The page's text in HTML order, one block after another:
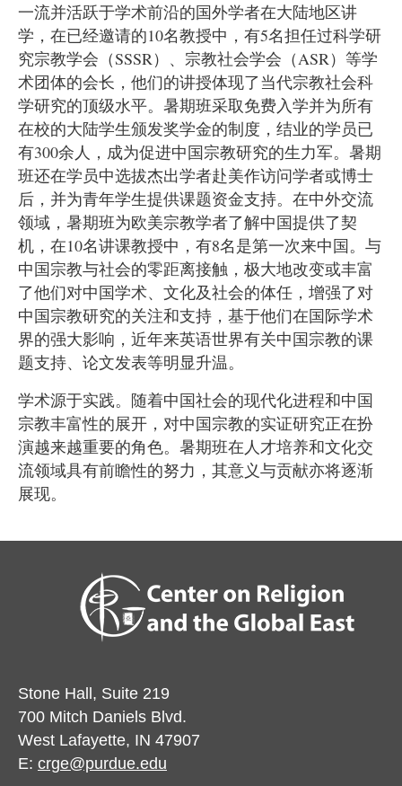
一流并活跃于学术前沿的国外学者在大陆地区讲
学，在已经邀请的10名教授中，有5名担任过科学研
究宗教学会（SSSR）、宗教社会学会（ASR）等学
术团体的会长，他们的讲授体现了当代宗教社会科
学研究的顶级水平。暑期班采取免费入学并为所有
在校的大陆学生颁发奖学金的制度，结业的学员已
有300余人，成为促进中国宗教研究的生力军。暑期
班还在学员中选拔杰出学者赴美作访问学者或博士
后，并为青年学生提供课题资金支持。在中外交流
领域，暑期班为欧美宗教学者了解中国提供了契
机，在10名讲课教授中，有8名是第一次来中国。与
中国宗教与社会的零距离接触，极大地改变或丰富
了他们对中国学术、文化及社会的体任，增强了对
中国宗教研究的关注和支持，基于他们在国际学术
界的强大影响，近年来英语世界有关中国宗教的课
题支持、论文发表等明显升温。
学术源于实践。随着中国社会的现代化进程和中国
宗教丰富性的展开，对中国宗教的实证研究正在扮
演越来越重要的角色。暑期班在人才培养和文化交
流领域具有前瞻性的努力，其意义与贡献亦将逐渐
展现。
Stone Hall, Suite 219
700 Mitch Daniels Blvd.
West Lafayette, IN 47907
E: crge@purdue.edu